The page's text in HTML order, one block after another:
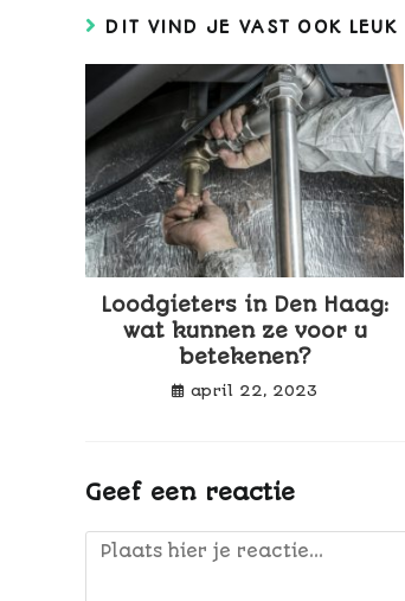
DIT VIND JE VAST OOK LEUK
Loodgieters in Den Haag:
wat kunnen ze voor u
betekenen?
april 22, 2023
Geef een reactie